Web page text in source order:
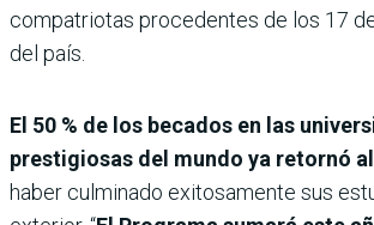
compatriotas procedentes de los 17
del país.
El 50 % de los becados en las
prestigiosas del mundo ya retornó
haber culminado exitosamente sus